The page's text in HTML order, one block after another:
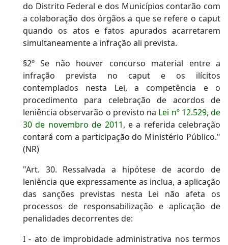
do Distrito Federal e dos Municípios contarão com
a colaboração dos órgãos a que se refere o caput
quando os atos e fatos apurados acarretarem
simultaneamente a infração ali prevista.
§2º Se não houver concurso material entre a
infração prevista no caput e os ilícitos
contemplados nesta Lei, a competência e o
procedimento para celebração de acordos de
leniência observarão o previsto na Lei nº 12.529, de
30 de novembro de 2011, e a referida celebração
contará com a participação do Ministério Público."
(NR)
"Art. 30. Ressalvada a hipótese de acordo de
leniência que expressamente as inclua, a aplicação
das sanções previstas nesta Lei não afeta os
processos de responsabilização e aplicação de
penalidades decorrentes de:
I - ato de improbidade administrativa nos termos